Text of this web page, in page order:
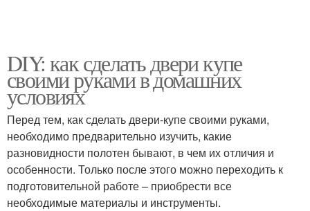
DIY: как сделать двери купе
своими руками в домашних
условиях
Перед тем, как сделать двери-купе своими руками,
необходимо предварительно изучить, какие
разновидности полотен бывают, в чем их отличия и
особенности. Только после этого можно переходить к
подготовительной работе – приобрести все
необходимые материалы и инструменты.